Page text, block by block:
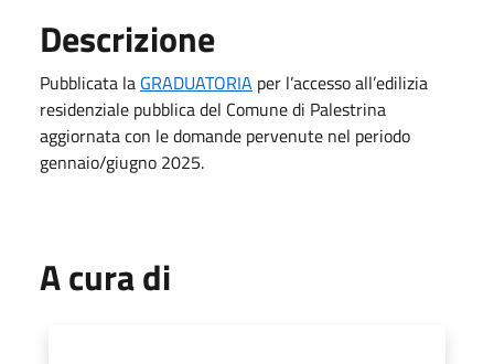
Descrizione
Pubblicata la GRADUATORIA per l’accesso all’edilizia
residenziale pubblica del Comune di Palestrina
aggiornata con le domande pervenute nel periodo
gennaio/giugno 2025.
A cura di